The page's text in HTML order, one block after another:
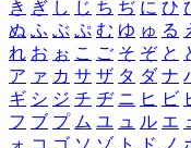
き ぎ し じ ち ぢ に ひ
ぬ ふ ぶ ぷ む ゆ ゅ る
れ お ぉ こ ご そ ぞ と
ア ァ カ サ ザ タ ダ ナ
ギ シ ジ チ ヂ ニ ヒ ビ
フ ブ プ ム ユ ュ ル エ